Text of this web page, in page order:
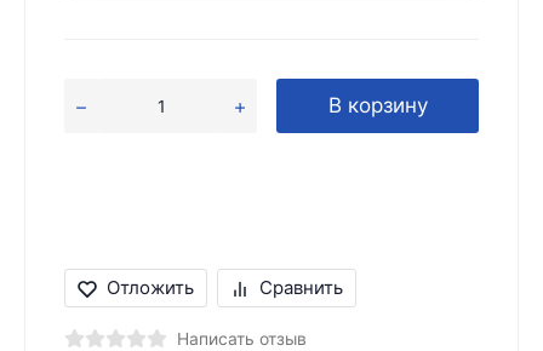
В корзину
Отложить Сравнить
Написать отзыв